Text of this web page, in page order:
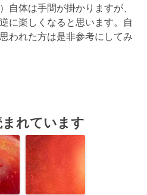
自体は手間が掛かりますが、
に楽しくなると思います。自
われた方は是非参考にしてみ
れています